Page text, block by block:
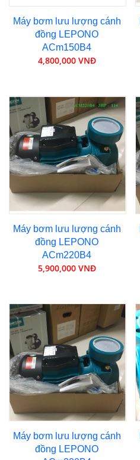
Máy bơm lưu lượng cánh
đồng LEPONO
ACm150B4
4,800,000 VNĐ
Máy bơm lưu lượng cánh
đồng LEPONO
ACm220B4
5,900,000 VNĐ
Máy bơm lưu lượng cánh
đồng LEPONO